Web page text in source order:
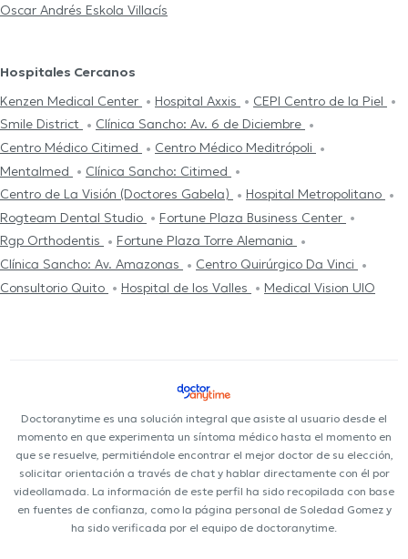
Oscar Andrés Eskola Villacís
Hospitales Cercanos
Kenzen Medical Center
Hospital Axxis
CEPI Centro de la Piel
Smile District
Clínica Sancho: Av. 6 de Diciembre
Centro Médico Citimed
Centro Médico Meditrópoli
Mentalmed
Clínica Sancho: Citimed
Centro de La Visión (Doctores Gabela)
Hospital Metropolitano
Rogteam Dental Studio
Fortune Plaza Business Center
Rgp Orthodentis
Fortune Plaza Torre Alemania
Clínica Sancho: Av. Amazonas
Centro Quirúrgico Da Vinci
Consultorio Quito
Hospital de los Valles Medical Vision UIO
Doctoranytime es una solución integral que asiste al usuario desde el
momento en que experimenta un síntoma médico hasta el momento en
que se resuelve, permitiéndole encontrar el mejor doctor de su elección,
solicitar orientación a través de chat y hablar directamente con él por
videollamada. La información de este perfil ha sido recopilada con base
en fuentes de confianza, como la página personal de Soledad Gomez y
ha sido verificada por el equipo de doctoranytime.